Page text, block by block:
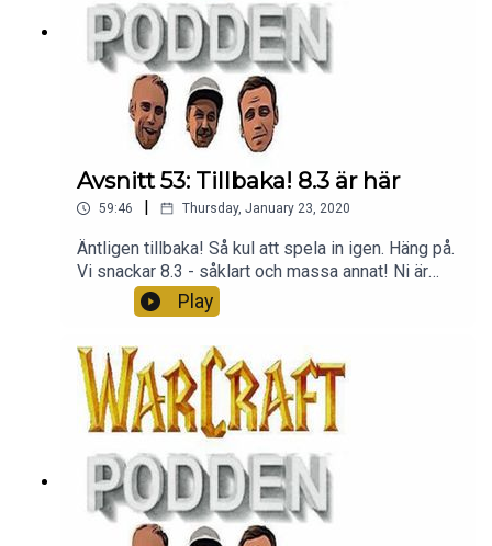
Avsnitt 53: Tillbaka! 8.3 är här
59:46 Thursday, January 23, 2020
Äntligen tillbaka! Så kul att spela in igen. Häng på.
Vi snackar 8.3 - såklart och massa annat! Ni är
bäst, tack för att ni lyssnar.
Play